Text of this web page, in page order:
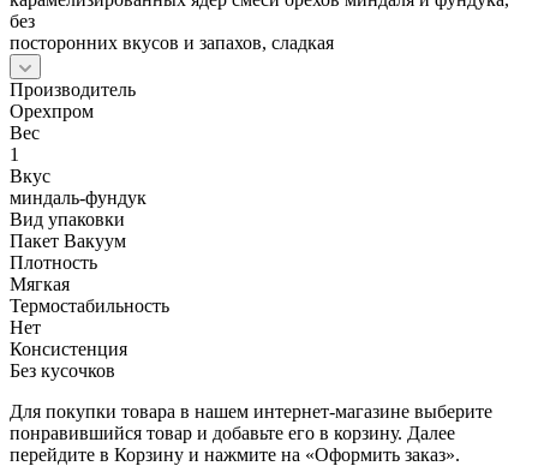
без
посторонних вкусов и запахов, сладкая
Производитель
Орехпром
Вес
1
Вкус
миндаль-фундук
Вид упаковки
Пакет Вакуум
Плотность
Мягкая
Термостабильность
Нет
Консистенция
Без кусочков
Для покупки товара в нашем интернет-магазине выберите
понравившийся товар и добавьте его в корзину. Далее
перейдите в Корзину и нажмите на «Оформить заказ».